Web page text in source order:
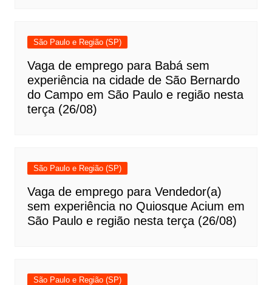
São Paulo e Região (SP)
Vaga de emprego para Babá sem
experiência na cidade de São Bernardo
do Campo em São Paulo e região nesta
terça (26/08)
São Paulo e Região (SP)
Vaga de emprego para Vendedor(a)
sem experiência no Quiosque Acium em
São Paulo e região nesta terça (26/08)
São Paulo e Região (SP)